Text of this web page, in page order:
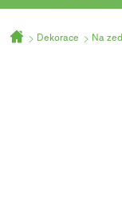
DomůDekorace Na zeď